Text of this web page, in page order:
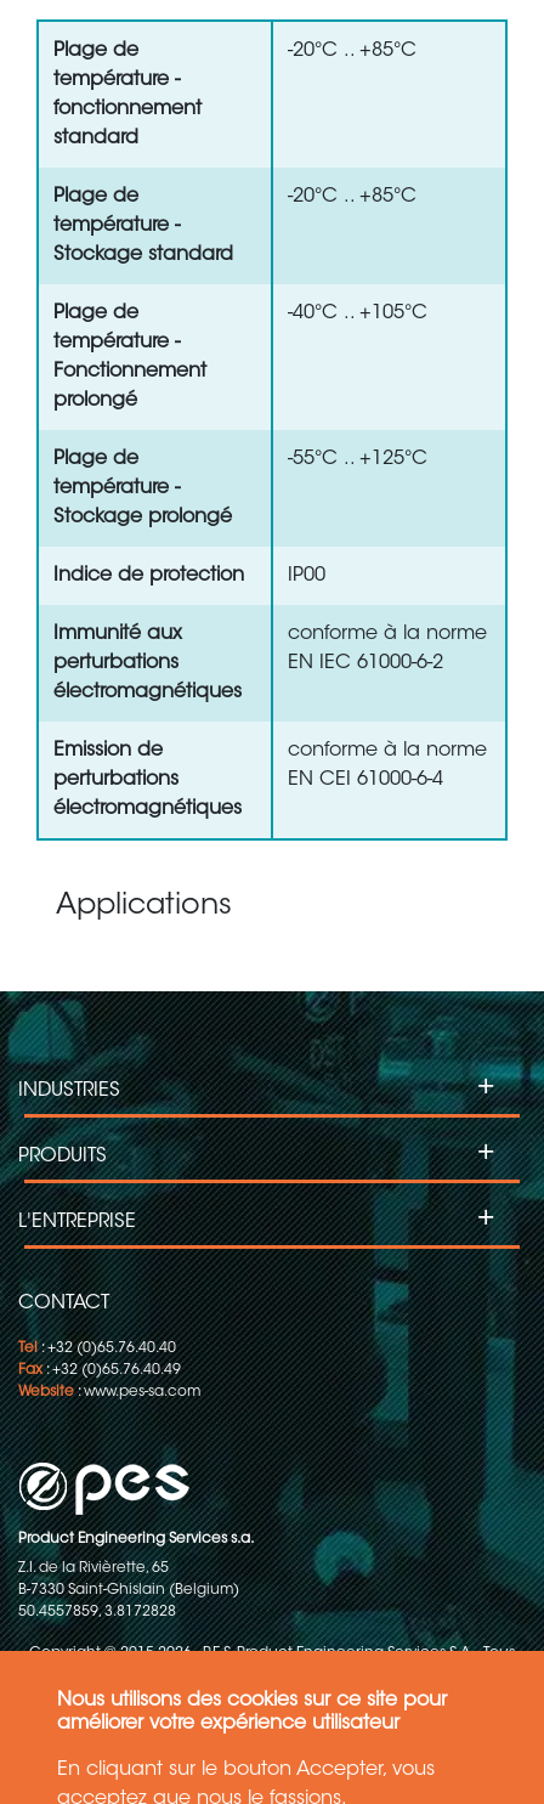
Nous utilisons des cookies sur ce site pour
améliorer votre expérience utilisateur
En cliquant sur le bouton Accepter, vous
acceptez que nous le fassions.
Plage de
température -
fonctionnement
standard
-20°C .. +85°C
Plage de
température -
Stockage standard
-20°C .. +85°C
Plage de
température -
Fonctionnement
prolongé
-40°C .. +105°C
Plage de
température -
Stockage prolongé
-55°C .. +125°C
Indice de protection IP00
Immunité aux
perturbations
électromagnétiques
conforme à la norme
EN IEC 61000-6-2
Emission de
perturbations
électromagnétiques
conforme à la norme
EN CEI 61000-6-4
Applications
CONTACT
Tel: +32 (0)65.76.40.40
Fax: +32 (0)65.76.40.49
Website:www.pes-sa.com
Product Engineering Services s.a.
Z.I. de la Rivièrette, 65
B-7330 Saint-Ghislain (Belgium)
50.4557859, 3.8172828
INDUSTRIES +
PRODUITS +
L'ENTREPRISE +
Copyright © 2015-2026 - P.E.S. Product Engineering Services S.A. - Tous
Politique de protection des données
Conditions générales de ventes